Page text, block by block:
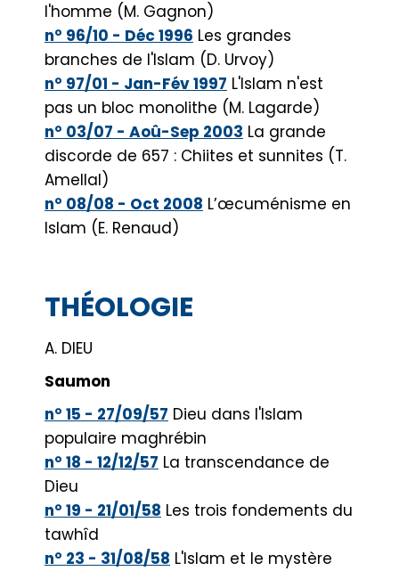
l'homme (M. Gagnon)
n° 96/10 - Déc 1996 Les grandes
branches de l'Islam (D. Urvoy)
n° 97/01 - Jan-Fév 1997 L'Islam n'est
pas un bloc monolithe (M. Lagarde)
n° 03/07 - Aoû-Sep 2003 La grande
discorde de 657 : Chiites et sunnites (T.
Amellal)
n° 08/08 - Oct 2008 L’œcuménisme en
Islam (E. Renaud)
THÉOLOGIE
A. DIEU
Saumon
n° 15 - 27/09/57 Dieu dans l'Islam
populaire maghrébin
n° 18 - 12/12/57 La transcendance de
Dieu
n° 19 - 21/01/58 Les trois fondements du
tawhîd
n° 23 - 31/08/58 L'Islam et le mystère